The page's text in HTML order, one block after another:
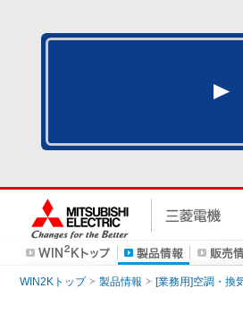
WIN2Kトップ 製品情報 [業務用]空調・換